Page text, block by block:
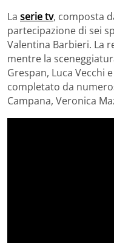
La serie tv, composta
partecipazione di sei
Valentina Barbieri. La
mentre la
Grespan, Luca Vecchi
completato da
Campana, Veronica